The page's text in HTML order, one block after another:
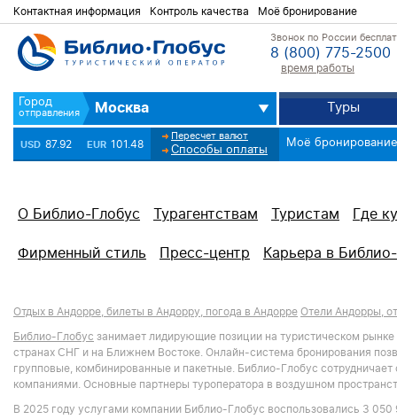
Контактная информация Контроль качества Моё бронирование
Звонок по России
8 (800) 775-2500
время работы
Москва Туры
USD 87.92 EUR 101.48
Пересчет валют
Способы оплаты
Моё бронирование
О Библио-Глобус Турагентствам Туристам Где
Фирменный стиль Пресс-центр Карьера в
Отдых в Андорре, билеты в Андорру, погода в Андорре Отели Андорры,
Библио-Глобус занимает лидирующие позиции на туристическом
странах СНГ и на Ближнем Востоке. Онлайн-система бронирования
групповые, комбинированные и пакетные. Библио-Глобус
компаниями. Основные партнеры туроператора в воздушном
В 2025 году услугами компании Библио-Глобус воспользовались 3 050